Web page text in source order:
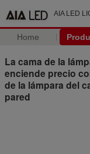
AIA LED
Home
La cama de la
enciende precio
de la lámpara del
pared